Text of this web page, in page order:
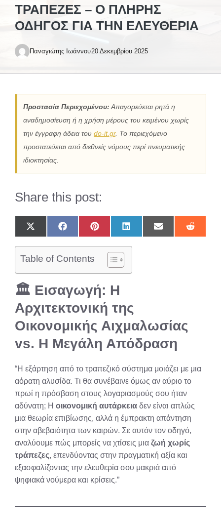
ΤΡΆΠΕΖΕΣ – Ο ΠΛΉΡΗΣ
ΟΔΗΓΌΣ ΓΙΑ ΤΗΝ ΕΛΕΥΘΕΡΊΑ
Παναγιώτης Ιωάννου20 Δεκεμβρίου 2025
Προστασία Περιεχομένου: Απαγορεύεται ρητά η
αναδημοσίευση ή η χρήση μέρους του κειμένου χωρίς
την έγγραφη άδεια του do-it.gr. Το περιεχόμενο
προστατεύεται από διεθνείς νόμους περί πνευματικής
ιδιοκτησίας.
Share this post:
Share
on
X
(Twitter)
Share
on
Facebook
Share
on
Pinterest
Share
on
LinkedIn
Share
on
Share
on
Table of Contents
🏛️ Εισαγωγή: Η
Αρχιτεκτονική της
Οικονομικής Αιχμαλωσίας
vs. Η Μεγάλη Απόδραση
“Η εξάρτηση από το τραπεζικό σύστημα μοιάζει με μια
αόρατη αλυσίδα. Τι θα συνέβαινε όμως αν αύριο το
πρωί η πρόσβαση στους λογαριασμούς σου ήταν
αδύνατη; Η οικονομική αυτάρκεια δεν είναι απλώς
μια θεωρία επιβίωσης, αλλά η έμπρακτη απάντηση
στην αβεβαιότητα των καιρών. Σε αυτόν τον οδηγό,
αναλύουμε πώς μπορείς να χτίσεις μια ζωή χωρίς
τράπεζες, επενδύοντας στην πραγματική αξία και
εξασφαλίζοντας την ελευθερία σου μακριά από
ψηφιακά νούμερα και κρίσεις.”